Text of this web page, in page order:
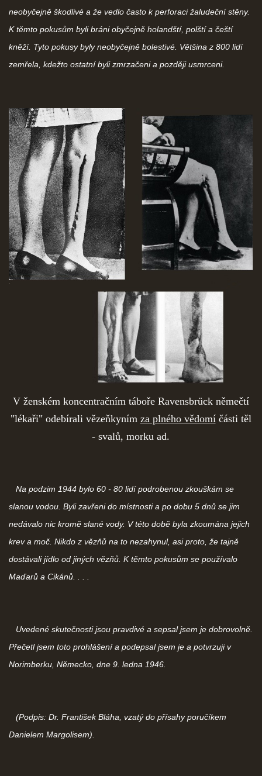
neobyčejně škodlivé a že vedlo často k perforaci žaludeční stěny.
K těmto pokusům byli bráni obyčejně holandští, polští a čeští
kněží. Tyto pokusy byly neobyčejně bolestivé. Většina z 800 lidí
zemřela, kdežto ostatní byli zmrzačeni a později usmrceni.
V ženském koncentračním táboře Ravensbrück němečtí
"lékaři" odebírali vězeňkyním za plného vědomíčásti těl
- svalů, morku ad.
Na podzim 1944 bylo 60 - 80 lidí podrobenou zkouškám se
slanou vodou. Byli zavřeni do místnosti a po dobu 5 dnů se jim
nedávalo nic kromě slané vody. V této době byla zkoumána jejich
krev a moč. Nikdo z vězňů na to nezahynul, asi proto, že tajně
dostávali jídlo od jiných vězňů. K těmto pokusům se používalo
Maďarů a Cikánů. . . .
Uvedené skutečnosti jsou pravdivé a sepsal jsem je dobrovolně.
Přečetl jsem toto prohlášení a podepsal jsem je a potvrzuji v
Norimberku, Německo, dne 9. ledna 1946.
(Podpis: Dr. František Bláha, vzatý do přísahy poručíkem
Danielem Margolisem).